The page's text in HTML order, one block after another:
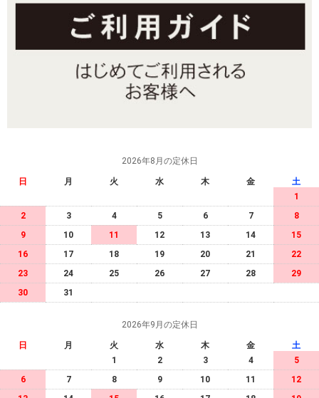
2026年8月の定休日
日 月 火 水 木 金
土
1
2
3 4 5 6 7
8
9
10 11 12 13 14
15
16
17 18 19 20 21
22
23
24 25 26 27 28
29
30
31
2026年9月の定休日
日 月 火 水 木 金
土
1
2 3 4
5
6
7 8 9 10 11
12